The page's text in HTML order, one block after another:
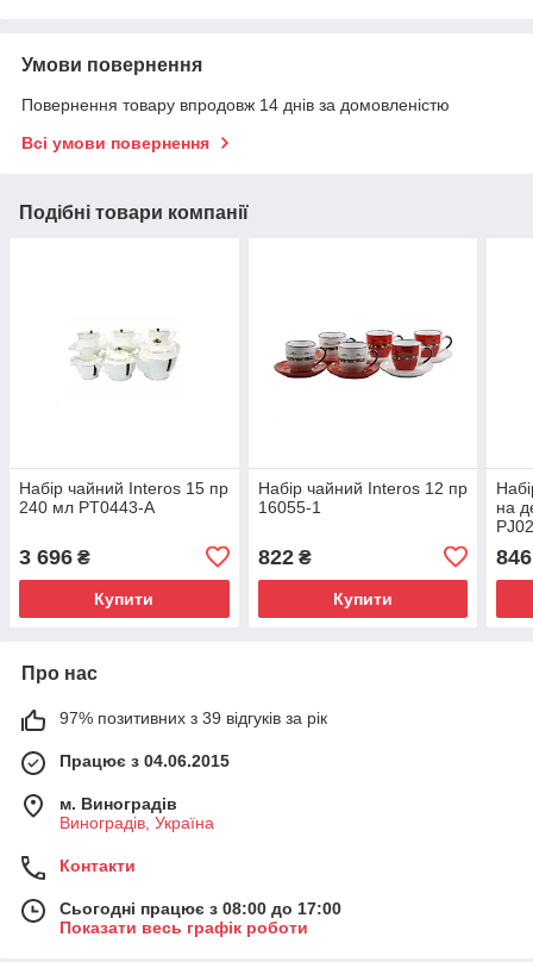
Умови повернення
Повернення товару впродовж 14 днів за домовленістю
Всі умови повернення
Подібні товари компанії
Набір чайний Interos 15 пр
240 мл PT0443-A
3 696 ₴
Купити
Набір чайний Interos 12 пр
16055-1
822₴
Купити
на
846
Про нас
97% позитивних з 39 відгуків за рік
Працює з 04.06.2015
м. Виноградів
Виноградів, Україна
Контакти
Сьогодні працює з 08:00 до 17:00
Показати весь графік роботи